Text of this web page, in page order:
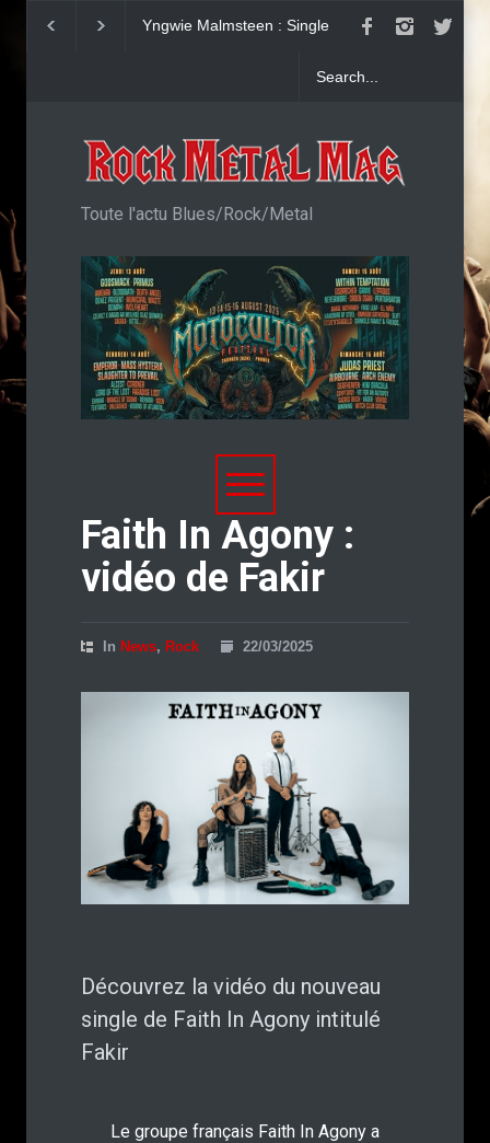
Yngwie Malmsteen : Single
KAI HANSEN :
Welcome To Life
Toute l'actu Blues/Rock/Metal
Faith In Agony :
vidéo de Fakir
In News, Rock 22/03/2025
Découvrez la vidéo du nouveau
single de Faith In Agony intitulé
Fakir
Le groupe français Faith In Agony a